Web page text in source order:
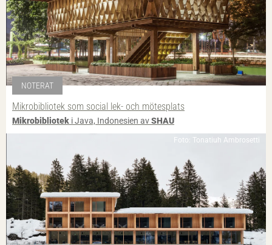
NOTERAT
Mikrobibliotek som social lek- och mötesplats
Mikrobibliotek i Java, Indonesien avSHAU
Foto: Tonatiuh Ambrosetti